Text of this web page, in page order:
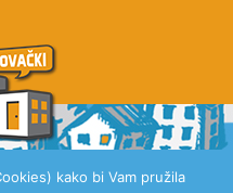
kako bi Vam pružila